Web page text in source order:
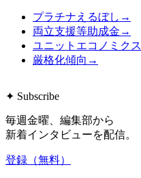
プラチナえるぼし →
両立支援等助成金 →
ユニットエコノミクス
厳格化傾向 →
✦ Subscribe
毎週金曜、編集部から
新着インタビューを配信。
登録（無料）